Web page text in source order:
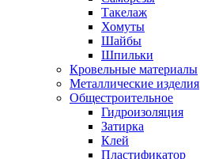
Такелаж
Хомуты
Шайбы
Шпильки
Кровельные материалы
Металлические изделия
Общестроительное
Гидроизоляция
Затирка
Клей
Пластификатор